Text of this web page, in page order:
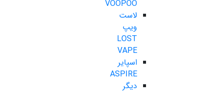
VOOPOO
لاست
ویپ
LOST
VAPE
اسپایر
ASPIRE
دیگر